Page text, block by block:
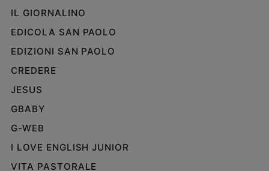
IL GIORNALINO
EDICOLA SAN PAOLO
EDIZIONI SAN PAOLO
CREDERE
JESUS
GBABY
G-WEB
I LOVE ENGLISH JUNIOR
VITA PASTORALE